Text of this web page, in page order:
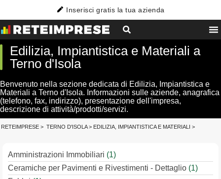
Inserisci gratis la tua azienda
Edilizia, Impiantistica e Materiali a
Terno d'Isola
Benvenuto nella sezione dedicata di Edilizia, Impiantistica e
Materiali a Terno d'Isola. Informazioni sulle aziende, anagrafica
(telefono, fax, indirizzo), presentazione dell'impresa,
descrizione di attività/prodotti/servizi.
RETEIMPRESE > TERNO D'ISOLA> EDILIZIA, IMPIANTISTICA E MATERIALI >
Amministrazioni Immobiliari (1)
Ceramiche per Pavimenti e Rivestimenti - Dettaglio (1)